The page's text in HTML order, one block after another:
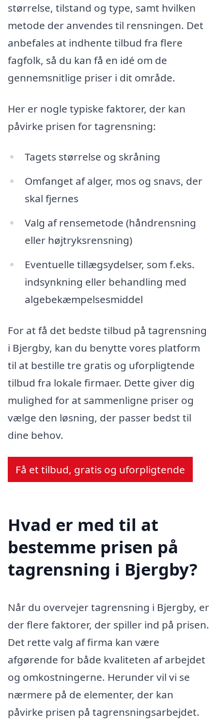
størrelse, tilstand og type, samt hvilken
metode der anvendes til rensningen. Det
anbefales at indhente tilbud fra flere
fagfolk, så du kan få en idé om de
gennemsnitlige priser i dit område.
Her er nogle typiske faktorer, der kan
påvirke prisen for tagrensning:
Tagets størrelse og skråning
Omfanget af alger, mos og snavs, der
skal fjernes
Valg af rensemetode (håndrensning
eller højtryksrensning)
Eventuelle tillægsydelser, som f.eks.
indsynkning eller behandling med
algebekæmpelsesmiddel
For at få det bedste tilbud på tagrensning
i Bjergby, kan du benytte vores platform
til at bestille tre gratis og uforpligtende
tilbud fra lokale firmaer. Dette giver dig
mulighed for at sammenligne priser og
vælge den løsning, der passer bedst til
dine behov.
Få et tilbud, gratis og uforpligtende
Hvad er med til at
bestemme prisen på
tagrensning i Bjergby?
Når du overvejer tagrensning i Bjergby, er
der flere faktorer, der spiller ind på prisen.
Det rette valg af firma kan være
afgørende for både kvaliteten af arbejdet
og omkostningerne. Herunder vil vi se
nærmere på de elementer, der kan
påvirke prisen på tagrensningsarbejdet.